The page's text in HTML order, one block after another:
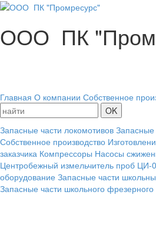
ООО ПК
Главная О компании Собственное
Запасные части локомотивов Запасные
Собственное производство
заказчика Компрессоры Насосы
Центробежный измельчитель проб ЦИ-
оборудование Запасные части
Запасные части школьного